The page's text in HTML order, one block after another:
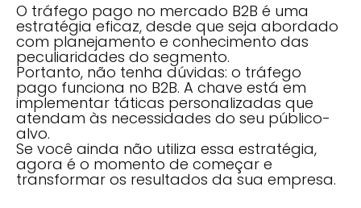
O tráfego pago no mercado B2B é uma
estratégia eficaz, desde que seja abordado
com planejamento e conhecimento das
peculiaridades do segmento.
Portanto, não tenha dúvidas: o tráfego
pago funciona no B2B. A chave está em
implementar táticas personalizadas que
atendam às necessidades do seu público-
alvo.
Se você ainda não utiliza essa estratégia,
agora é o momento de começar e
transformar os resultados da sua empresa.